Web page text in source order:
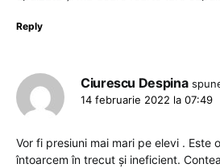
Reply
Ciurescu Despina
14 februarie 2022 la 07:49
Vor fi presiuni mai mari pe elevi . Este
întoarcem în trecut și ineficient.